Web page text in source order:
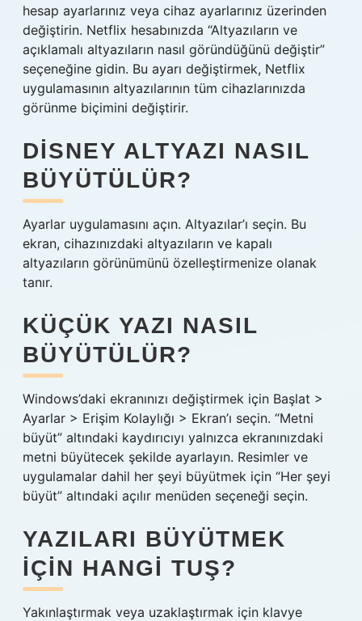
hesap ayarlarınız veya cihaz ayarlarınız üzerinden
değiştirin. Netflix hesabınızda “Altyazıların ve
açıklamalı altyazıların nasıl göründüğünü değiştir”
seçeneğine gidin. Bu ayarı değiştirmek, Netflix
uygulamasının altyazılarının tüm cihazlarınızda
görünme biçimini değiştirir.
DISNEY ALTYAZI NASIL
BÜYÜTÜLÜR?
Ayarlar uygulamasını açın. Altyazılar’ı seçin. Bu
ekran, cihazınızdaki altyazıların ve kapalı
altyazıların görünümünü özelleştirmenize olanak
tanır.
KÜÇÜK YAZI NASIL
BÜYÜTÜLÜR?
Windows’daki ekranınızı değiştirmek için Başlat >
Ayarlar > Erişim Kolaylığı > Ekran’ı seçin. “Metni
büyüt” altındaki kaydırıcıyı yalnızca ekranınızdaki
metni büyütecek şekilde ayarlayın. Resimler ve
uygulamalar dahil her şeyi büyütmek için “Her şeyi
büyüt” altındaki açılır menüden seçeneği seçin.
YAZILARI BÜYÜTMEK
IÇIN HANGI TUŞ?
Yakınlaştırmak veya uzaklaştırmak için klavye